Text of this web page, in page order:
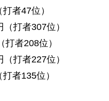
者47位）
打者307位）
者208位）
打者227位）
者135位）